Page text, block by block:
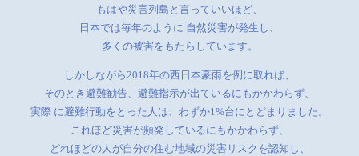
もはや災害列島と言っていいほど、
日本では毎年のように 自然災害が発生し、
多くの被害をもたらしています。
しかしながら2018年の西日本豪雨を例に取れば、
そのとき避難勧告、避難指示が出ているにもかかわらず、
実際 に避難行動をとった人は、わずか1%台にとどまりました。
これほど災害が頻発しているにもかかわらず、
どれほどの人が自分の住む地域の災害リスクを認知し、